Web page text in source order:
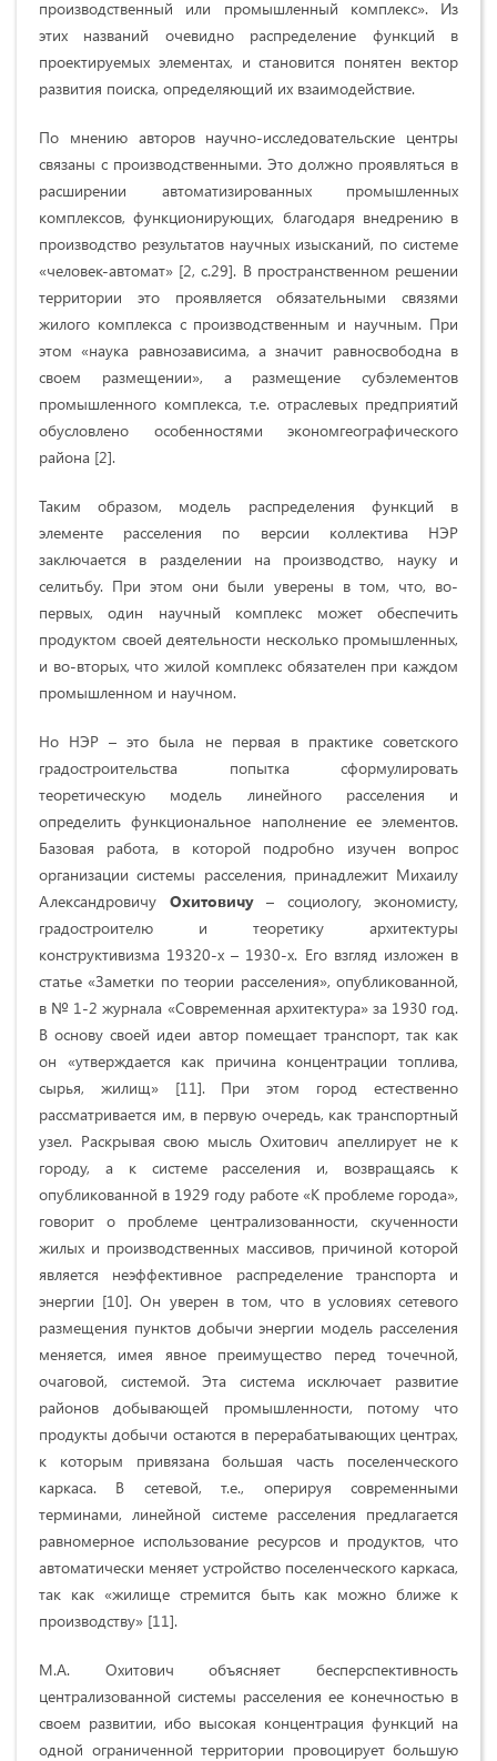
производственный или промышленный комплекс». Из
этих названий очевидно распределение функций в
проектируемых элементах, и становится понятен вектор
развития поиска, определяющий их взаимодействие.
По мнению авторов научно-исследовательские центры
связаны с производственными. Это должно проявляться в
расширении автоматизированных промышленных
комплексов, функционирующих, благодаря внедрению в
производство результатов научных изысканий, по системе
«человек-автомат» [2, с.29]. В пространственном решении
территории это проявляется обязательными связями
жилого комплекса с производственным и научным. При
этом «наука равнозависима, а значит равносвободна в
своем размещении», а размещение субэлементов
промышленного комплекса, т.е. отраслевых предприятий
обусловлено особенностями экономгеографического
района [2].
Таким образом, модель распределения функций в
элементе расселения по версии коллектива НЭР
заключается в разделении на производство, науку и
селитьбу. При этом они были уверены в том, что, во-
первых, один научный комплекс может обеспечить
продуктом своей деятельности несколько промышленных,
и во-вторых, что жилой комплекс обязателен при каждом
промышленном и научном.
Но НЭР – это была не первая в практике советского
градостроительства попытка сформулировать
теоретическую модель линейного расселения и
определить функциональное наполнение ее элементов.
Базовая работа, в которой подробно изучен вопрос
организации системы расселения, принадлежит Михаилу
Александровичу Охитовичу– социологу, экономисту,
градостроителю и теоретику архитектуры
конструктивизма 19320-х – 1930-х. Его взгляд изложен в
статье «Заметки по теории расселения», опубликованной,
в № 1-2 журнала «Современная архитектура» за 1930 год.
В основу своей идеи автор помещает транспорт, так как
он «утверждается как причина концентрации топлива,
сырья, жилищ» [11]. При этом город естественно
рассматривается им, в первую очередь, как транспортный
узел. Раскрывая свою мысль Охитович апеллирует не к
городу, а к системе расселения и, возвращаясь к
опубликованной в 1929 году работе «К проблеме города»,
говорит о проблеме централизованности, скученности
жилых и производственных массивов, причиной которой
является неэффективное распределение транспорта и
энергии [10]. Он уверен в том, что в условиях сетевого
размещения пунктов добычи энергии модель расселения
меняется, имея явное преимущество перед точечной,
очаговой, системой. Эта система исключает развитие
районов добывающей промышленности, потому что
продукты добычи остаются в перерабатывающих центрах,
к которым привязана большая часть поселенческого
каркаса. В сетевой, т.е., оперируя современными
терминами, линейной системе расселения предлагается
равномерное использование ресурсов и продуктов, что
автоматически меняет устройство поселенческого каркаса,
так как «жилище стремится быть как можно ближе к
производству» [11].
М.А. Охитович объясняет бесперспективность
централизованной системы расселения ее конечностью в
своем развитии, ибо высокая концентрация функций на
одной ограниченной территории провоцирует большую